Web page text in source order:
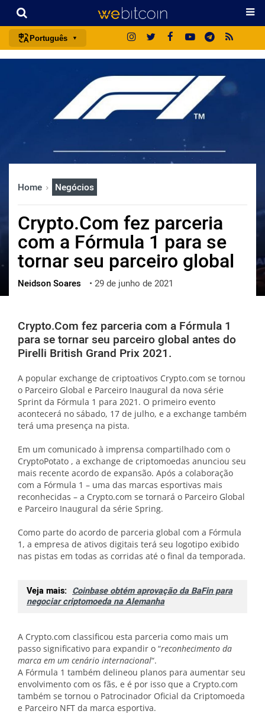
Português
français
deutsch
中文
한국어
العربية
ქართული
Home Negócios
Crypto.Com fez parceria
com a Fórmula 1 para se
tornar seu parceiro global
Neidson Soares • 29 de junho de 2021
Crypto.Com fez parceria com a Fórmula 1
para se tornar seu parceiro global antes do
Pirelli British Grand Prix 2021.
A popular exchange de criptoativos Crypto.com se tornou
o Parceiro Global e Parceiro Inaugural da nova série
Sprint da Fórmula 1 para 2021. O primeiro evento
acontecerá no sábado, 17 de julho, e a exchange também
terá uma presença na pista.
Em um comunicado à imprensa compartilhado com o
CryptoPotato , a exchange de criptomoedas anunciou seu
mais recente acordo de expansão. Após a colaboração
com a Fórmula 1 – uma das marcas esportivas mais
reconhecidas – a Crypto.com se tornará o Parceiro Global
e Parceiro Inaugural da série Spring.
Como parte do acordo de parceria global com a Fórmula
1, a empresa de ativos digitais terá seu logotipo exibido
nas pistas em todas as corridas até o final da temporada.
Veja mais: Coinbase obtém aprovação da BaFin para
negociar criptomoeda na Alemanha
A Crypto.com classificou esta parceria como mais um
passo significativo para expandir o “reconhecimento da
marca em um cenário internacional“.
A Fórmula 1 também delineou planos para aumentar seu
envolvimento com os fãs, e é por isso que a Crypto.com
também se tornou o Patrocinador Oficial da Criptomoeda
e Parceiro NFT da marca esportiva.